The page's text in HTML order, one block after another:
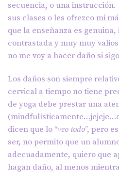
secuencia, o una instrucción.
sus clases o les ofrezco mi
que la enseñanza es
contrastada y muy muy
no me voy a hacer daño si
Los daños son siempre
cervical a tiempo no tiene
de yoga debe prestar una
dicen que lo “veo todo”, pero
ser, no permito que un
adecuadamente, quiero que
hagan daño, al menos